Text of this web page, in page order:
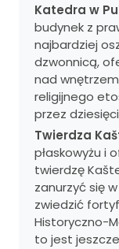
Katedra w
budynek z
najbardziej
dzwonnicą,
nad
religijnego
przez
Twierdza
płaskowyżu i
twierdzę
zanurzyć się
zwiedzić
Historyczno-
to jest